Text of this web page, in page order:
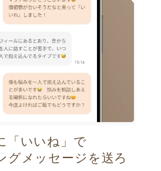
「いいね」で
グメッセージを送ろ